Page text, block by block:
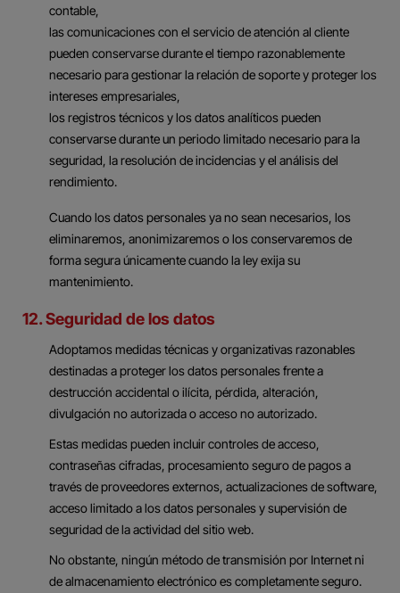
contable,
las comunicaciones con el servicio de atención al cliente
pueden conservarse durante el tiempo razonablemente
necesario para gestionar la relación de soporte y proteger los
intereses empresariales,
los registros técnicos y los datos analíticos pueden
conservarse durante un periodo limitado necesario para la
seguridad, la resolución de incidencias y el análisis del
rendimiento.
Cuando los datos personales ya no sean necesarios, los
eliminaremos, anonimizaremos o los conservaremos de
forma segura únicamente cuando la ley exija su
mantenimiento.
12. Seguridad de los datos
Adoptamos medidas técnicas y organizativas razonables
destinadas a proteger los datos personales frente a
destrucción accidental o ilícita, pérdida, alteración,
divulgación no autorizada o acceso no autorizado.
Estas medidas pueden incluir controles de acceso,
contraseñas cifradas, procesamiento seguro de pagos a
través de proveedores externos, actualizaciones de software,
acceso limitado a los datos personales y supervisión de
seguridad de la actividad del sitio web.
No obstante, ningún método de transmisión por Internet ni
de almacenamiento electrónico es completamente seguro.